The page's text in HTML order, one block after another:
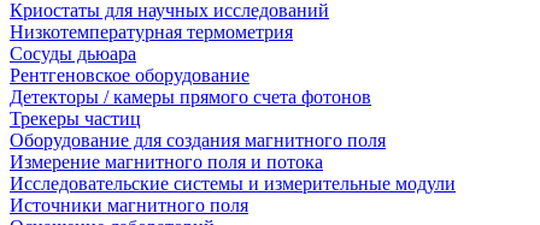
Криостаты для научных исследований
Низкотемпературная термометрия
Сосуды дьюара
Рентгеновское оборудование
Детекторы / камеры прямого счета фотонов
Трекеры частиц
Оборудование для создания магнитного поля
Измерение магнитного поля и потока
Исследовательские системы и измерительные модули
Источники магнитного поля